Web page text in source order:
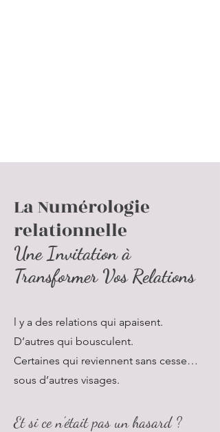
La Numérologie
relationnelle
Une Invitation à
Transformer Vos Relations
l y a des relations qui apaisent.
D’autres qui bousculent.
Certaines qui reviennent sans cesse…
sous d’autres visages.
Et si ce n’était pas un hasard ?